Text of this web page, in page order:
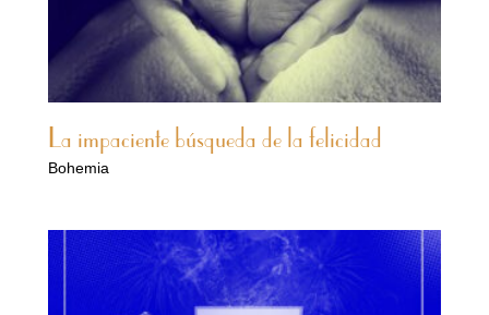
La impaciente búsqueda de la felicidad
Bohemia